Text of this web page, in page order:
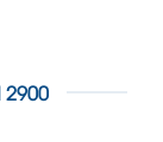
2900